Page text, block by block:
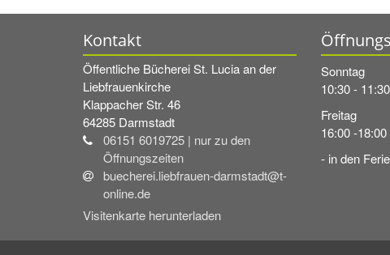
Kontakt
Öffentliche Bücherei St. Lucia an der
Liebfrauenkirche
Klappacher Str. 46
64285 Darmstadt
06151 6019725 | nur zu den
Öffnungszeiten
buecherei.liebfrauen-darmstadt@t-
online.de
Visitenkarte herunterladen
Sonntag
10:30 -
Freitag
16:00 -
- in den